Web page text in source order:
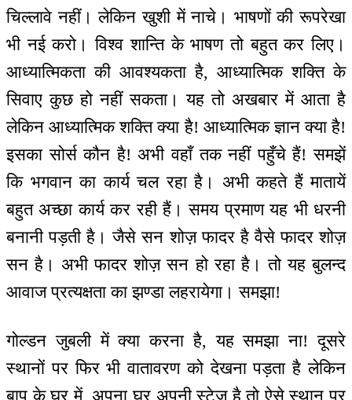
चिल्लावे नहीं। लेकिन खुशी में नाचे। भाषणों की रूपरेखा
भी नई करो। विश्व शान्ति के भाषण तो बहुत कर लिए।
आध्यात्मिकता की आवश्यकता है, आध्यात्मिक शक्ति के
सिवाए कुछ हो नहीं सकता। यह तो अखबार में आता है
लेकिन आध्यात्मिक शक्ति क्या है! आध्यात्मिक ज्ञान क्या है!
इसका सोर्स कौन है! अभी वहाँ तक नहीं पहुँचे हैं! समझें
कि भगवान का कार्य चल रहा है। अभी कहते हैं मातायें
बहुत अच्छा कार्य कर रही हैं। समय प्रमाण यह भी धरनी
बनानी पड़ती है। जैसे सन शोज़ फादर है वैसे फादर शोज़
सन है। अभी फादर शोज़ सन हो रहा है। तो यह बुलन्द
आवाज प्रत्यक्षता का झण्डा लहरायेगा। समझा!
गोल्डन जुबली में क्या करना है, यह समझा ना! दूसरे
स्थानों पर फिर भी वातावरण को देखना पड़ता है लेकिन
बाप के घर में, अपना घर अपनी स्टेज है तो ऐसे स्थान पर